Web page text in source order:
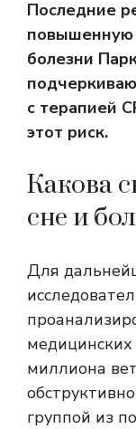
Последние
повышенную
болезни
с терапией
этот риск.
Какова
сне и
Для
медицинских
миллиона
группой из